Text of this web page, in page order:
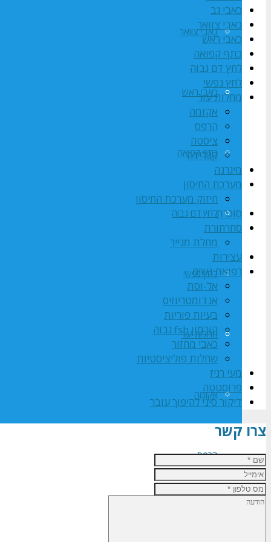
כאבי צוואר
כאבי ראש
כתף קפואה
לחץ דם גבוה
לחץ נפשי
מחלות עור
אקזמה
הרפס
כאבי גב
כאבי צוואר
כאבי ראש
כתף קפואה
לחץ דם גבוה
לחץ נפשי
מחלות עור
אקזמה
הרפס
ציסטה
קנדידה
מיגרנה
מערכת החיסון
חיזוק מערכת החיסון
סוכרת
סחרחורת
מחלת מנייר
עצירות
רפואת נשים
אל-וסת
אנדומטריוזיס
בעיות פוריות
הורמון fsh גבוה
כאבי מחזור
שחלות פוליציסטיות
מעי רגיז
פרוסטטה
דיקור סיני להיפוך עובר
צרו קשר